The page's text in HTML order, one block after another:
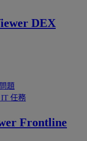
DEX
題
任務
Frontline